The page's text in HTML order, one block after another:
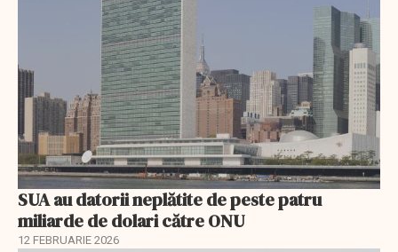
SUA au datorii neplătite de peste patru
miliarde de dolari către ONU
12 FEBRUARIE 2026